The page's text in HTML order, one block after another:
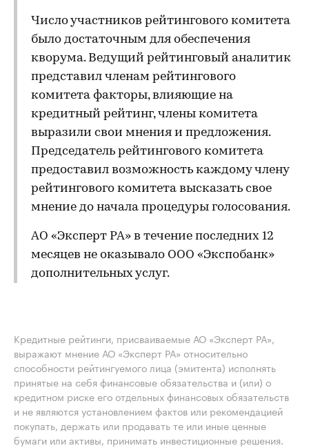
Число участников рейтингового комитета
было достаточным для обеспечения
кворума. Ведущий рейтинговый аналитик
представил членам рейтингового
комитета факторы, влияющие на
кредитный рейтинг, члены комитета
выразили свои мнения и предложения.
Председатель рейтингового комитета
предоставил возможность каждому члену
рейтингового комитета высказать свое
мнение до начала процедуры голосования.
АО «Эксперт РА» в течение последних 12
месяцев не оказывало ООО «Экспобанк»
дополнительных услуг.
Кредитные рейтинги, присваиваемые АО «Эксперт РА»,
выражают мнение АО «Эксперт РА» относительно
способности рейтингуемого лица (эмитента) исполнять
принятые на себя финансовые обязательства и (или) о
кредитном риске его отдельных финансовых обязательств
и не являются установлением фактов или рекомендацией
покупать, держать или продавать те или иные ценные
бумаги или активы, принимать инвестиционные решения.